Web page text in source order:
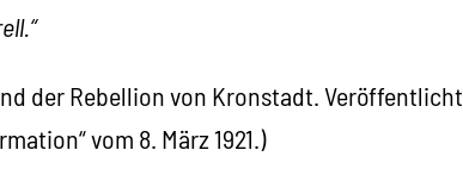
der Rebellion von Kronstadt. Veröffentlicht
vom 8. März 1921.)